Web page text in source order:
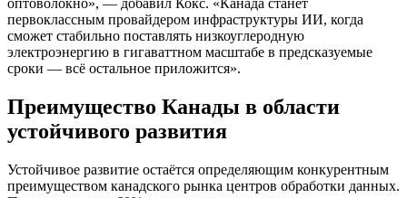
оптоволокно», — добавил Кокс. «Канада станет
первоклассным провайдером инфраструктуры ИИ, когда
сможет стабильно поставлять низкоуглеродную
электроэнергию в гигаваттном масштабе в предсказуемые
сроки — всё остальное приложится».
Преимущество Канады в области
устойчивого развития
Устойчивое развитие остаётся определяющим конкурентным
преимуществом канадского рынка центров обработки данных.